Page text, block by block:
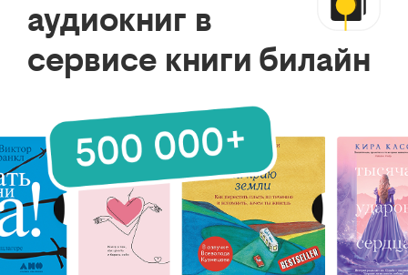
аудиокниг в
сервисе книги билайн